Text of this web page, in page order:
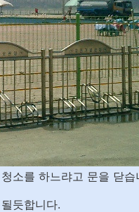
소를 하느랴고 문을 닫습
듯합니다.